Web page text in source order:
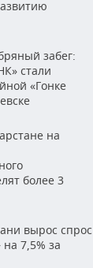
забег:
стали
«Гонке
на
более 3
вырос спрос
7,5% за